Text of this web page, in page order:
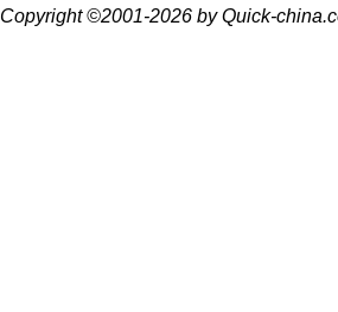
Copyright ©2001-2026 by Quick-